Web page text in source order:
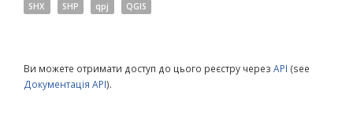
SHX SHP qpj QGIS
Ви можете отримати доступ до цього реєстру через API (see
Документація API).